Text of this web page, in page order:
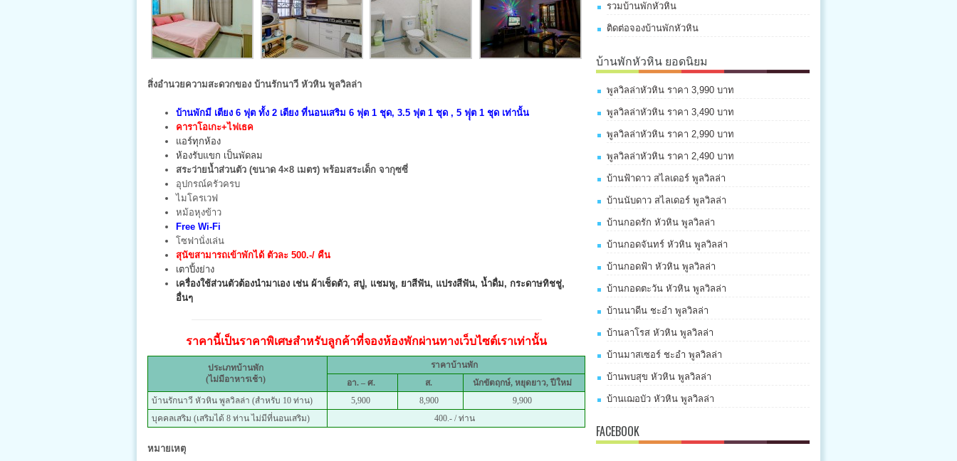
สิ่งอำนวยความสะดวกของ บ้านรักนาวี หัวหิน พูลวิลล่า
บ้านพักมี เตียง 6 ฟุต ทั้ง 2 เตียง ที่นอนเสริม 6 ฟุต 1 ชุด, 3.5 ฟุต 1 ชุด , 5 ฟุุต 1 ชุด เท่านั้น
คาราโอเกะ+ไฟเธค
แอร์ทุกห้อง
ห้องรับแขก เป็นพัดลม
สระว่ายน้ำส่วนตัว (ขนาด 4×8 เมตร) พร้อมสระเด็ก จากุซซี่
อุปกรณ์ครัวครบ
ไมโครเวฟ
หม้อหุงข้าว
Free Wi-Fi
โซฟานั่งเล่น
สุนัขสามารถเข้าพักได้ ตัวละ 500.-/ คืน
เตาปิ้งย่าง
เครื่องใช้ส่วนตัวต้องนำมาเอง เช่น ผ้าเช็ดตัว, สบู่, แชมพู, ยาสีฟัน, แปรงสีฟัน, น้ำดื่ม, กระดาษทิชชู่,
อื่นๆ
ราคานี้เป็นราคาพิเศษสำหรับลูกค้าที่จองห้องพักผ่านทางเว็บไซต์เราเท่านั้น
ประเภทบ้านพัก
(ไม่มีอาหารเช้า)
ราคาบ้านพัก
อา. – ศ.
ส.
นักขัตฤกษ์, หยุดยาว, ปีใหม่
บ้านรักนาวี หัวหิน พูลวิลล่า (สำหรับ 10 ท่าน)
5,900 8,900
9,900
บุคคลเสริม (เสริมได้ 8 ท่าน ไม่มีที่นอนเสริม)
400.- / ท่าน
หมายเหตุ
รวมบ้านพักหัวหิน
ติดต่อจองบ้านพักหัวหิน
บ้านพักหัวหิน ยอดนิยม
พูลวิลล่าหัวหิน ราคา 3,990 บาท
พูลวิลล่าหัวหิน ราคา 3,490 บาท
พูลวิลล่าหัวหิน ราคา 2,990 บาท
พูลวิลล่าหัวหิน ราคา 2,490 บาท
บ้านฟ้าดาว สไลเดอร์ พูลวิลล่า
บ้านนับดาว สไลเดอร์ พูลวิลล่า
บ้านกอดรัก หัวหิน พูลวิลล่า
บ้านกอดจันทร์ หัวหิน พูลวิลล่า
บ้านกอดฟ้า หัวหิน พูลวิลล่า
บ้านกอดตะวัน หัวหิน พูลวิลล่า
บ้านนาดีน ชะอำ พูลวิลล่า
บ้านลาโรส หัวหิน พูลวิลล่า
บ้านมาสเซอร์ ชะอำ พูลวิลล่า
บ้านพบสุข หัวหิน พูลวิลล่า
บ้านเฌอบัว หัวหิน พูลวิลล่า
FACEBOOK